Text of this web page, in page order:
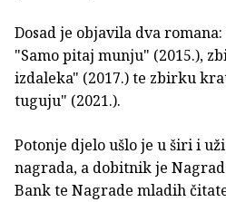
Dosad je objavila dva
"Samo pitaj munju" (2015.),
izdaleka" (2017.) te zbirku
tuguju" (2021.).
Potonje djelo ušlo je u širi i
nagrada, a dobitnik je
Bank te Nagrade mladih